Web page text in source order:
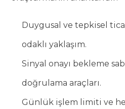
Duygusal ve tepkisel
odaklı yaklaşım.
Sinyal onayı bekleme
doğrulama araçları.
Günlük işlem limiti ve